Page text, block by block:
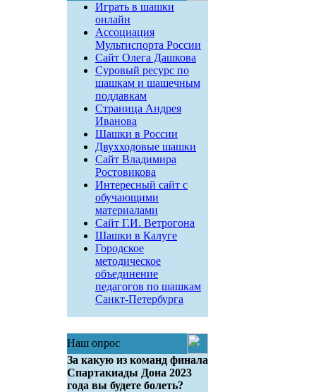
Играть в шашки
онлайн
Ассоциация
Мультиспорта России
Сайт Олега Дашкова
Суровый ресурс по
шашкам и шашечным
поддавкам
Страница Андрея
Иванова
Шашки в России
Двухходовые шашки
Сайт Владимира
Ростовикова
Интересный сайт с
обучающими
материалами
Сайт Г.И. Ветрогона
Шашки в Калуге
Городское
методическое
объединение
педагогов по шашкам
Санкт-Петербурга
Наш опрос
За какую из команд финала
Спартакиады Дона 2023
года вы будете болеть?